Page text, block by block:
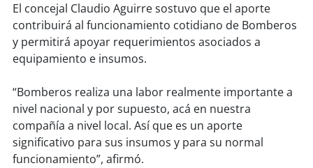
El concejal Claudio Aguirre sostuvo que el aporte
contribuirá al funcionamiento cotidiano de Bomberos
y permitirá apoyar requerimientos asociados a
equipamiento e insumos.
“Bomberos realiza una labor realmente importante a
nivel nacional y por supuesto, acá en nuestra
compañía a nivel local. Así que es un aporte
significativo para sus insumos y para su normal
funcionamiento”, afirmó.